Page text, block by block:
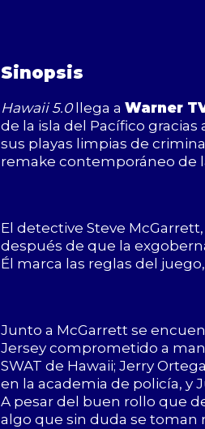
Sinopsis
Hawaii 5.0llega a Warner
de la isla del Pacífico
sus playas limpias de
remake contemporáneo de
El detective Steve
después de que la
Él marca las reglas del
Junto a McGarrett se
Jersey comprometido a
SWAT de Hawaii; Jerry
en la academia de policía, y
A pesar del buen rollo que
algo que sin duda se toman